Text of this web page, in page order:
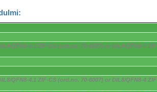
QFN8-4.1 ZIF-CS (ord.no. 70-6007) or DIL8/QFN8-4 ZIF
QFN8-4.1 ZIF-CS (ord.no. 70-6007) or DIL8/QFN8-4 ZIF